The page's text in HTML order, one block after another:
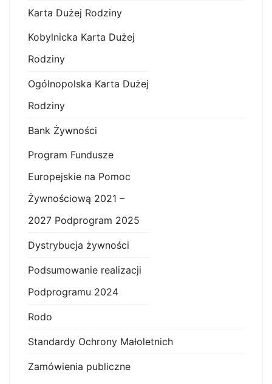
Karta Dużej Rodziny
Kobylnicka Karta Dużej
Rodziny
Ogólnopolska Karta Dużej
Rodziny
Bank Żywności
Program Fundusze
Europejskie na Pomoc
Żywnościową 2021 –
2027 Podprogram 2025
Dystrybucja żywności
Podsumowanie realizacji
Podprogramu 2024
Rodo
Standardy Ochrony Małoletnich
Zamówienia publiczne